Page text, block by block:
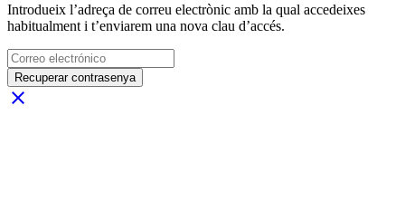
Introdueix l’adreça de correu electrònic amb la qual accedeixes
habitualment i t’enviarem una nova clau d’accés.
Recuperar contrasenya
close